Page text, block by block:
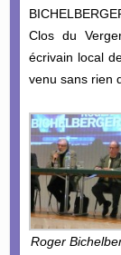
Clos du
écrivain local
venu sans rien
Roger